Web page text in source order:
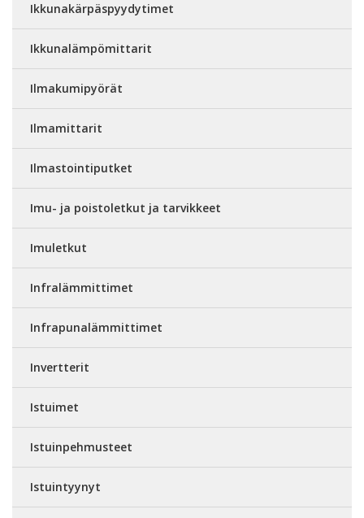
Ikkunakärpäspyydytimet
Ikkunalämpömittarit
Ilmakumipyörät
Ilmamittarit
Ilmastointiputket
Imu- ja poistoletkut ja tarvikkeet
Imuletkut
Infralämmittimet
Infrapunalämmittimet
Invertterit
Istuimet
Istuinpehmusteet
Istuintyynyt